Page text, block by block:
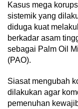
Kasus mega
sistemik yang
diduga kuat
berkadar asam
sebagai Palm Oil
(PAO).
Siasat mengubah
dilakukan agar
pemenuhan